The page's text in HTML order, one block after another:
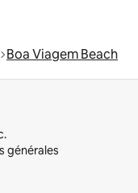
Boa Viagem Beach
générales